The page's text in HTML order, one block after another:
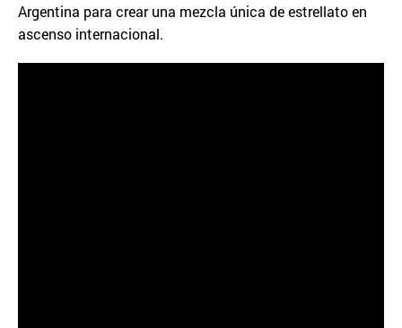
Argentina para crear una mezcla única de estrellato en
ascenso internacional.